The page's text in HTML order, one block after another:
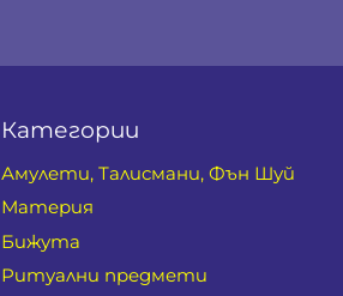
Категории
Амулети, Талисмани, Фън Шуй
Материя
Бижута
Ритуални предмети